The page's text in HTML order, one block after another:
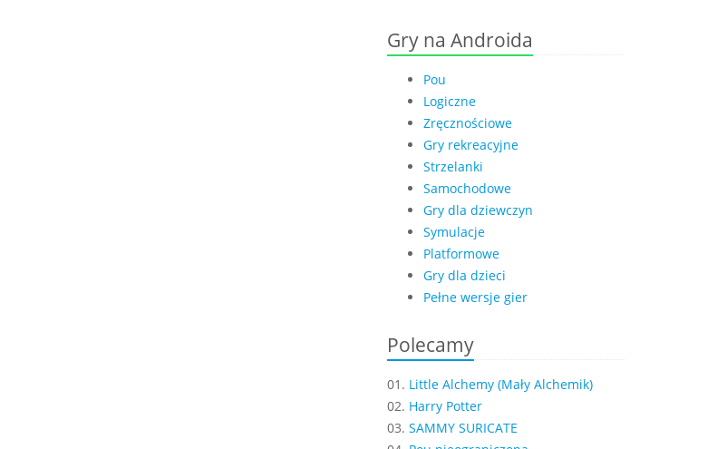
Gry na Androida
Pou
Logiczne
Zręcznościowe
Gry rekreacyjne
Strzelanki
Samochodowe
Gry dla dziewczyn
Symulacje
Platformowe
Gry dla dzieci
Pełne wersje gier
Polecamy
01. Little Alchemy (Mały Alchemik)
02. Harry Potter
03. SAMMY SURICATE